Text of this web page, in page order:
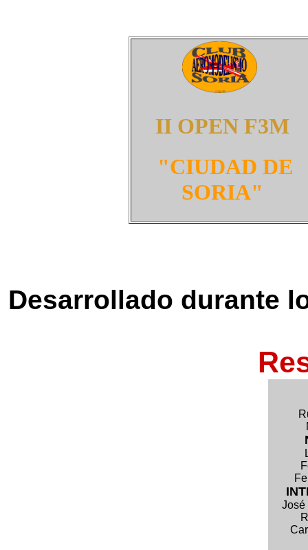
II OPEN F3M
"CIUDAD DE
SORIA"
Desarrollado durante
José